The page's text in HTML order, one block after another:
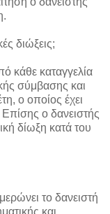
διώξεις;
κάθε καταγγελία
σύμβασης και
ο οποίος έχει
ο δανειστής
δίωξη κατά του
το δανειστή
και